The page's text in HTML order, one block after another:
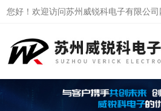
您好！欢迎访问苏州威锐科电子有限公司